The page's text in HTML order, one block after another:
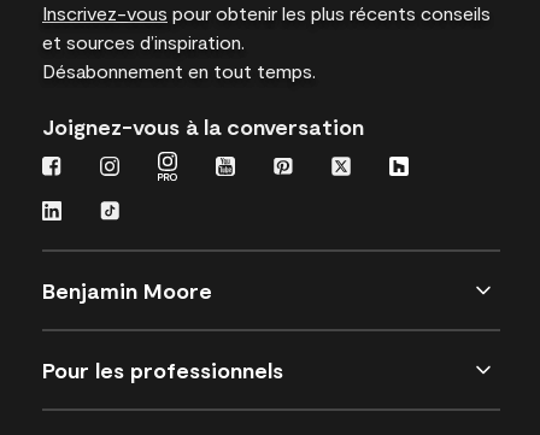
Inscrivez-vous pour obtenir les plus récents conseils
et sources d’inspiration.
Désabonnement en tout temps.
Joignez-vous à la conversation
Benjamin Moore
Pour les professionnels